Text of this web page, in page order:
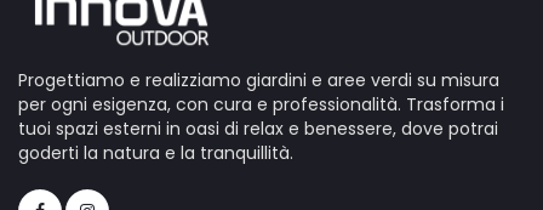
Progettiamo e realizziamo giardini e aree verdi su misura
per ogni esigenza, con cura e professionalità. Trasforma i
tuoi spazi esterni in oasi di relax e benessere, dove potrai
goderti la natura e la tranquillità.